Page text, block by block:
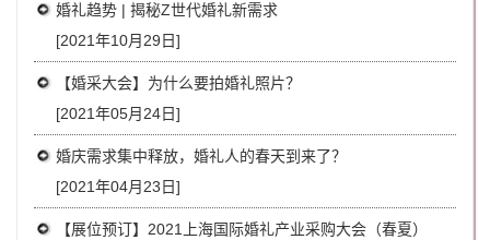
婚礼趋势 | 揭秘Z世代婚礼新需求
[2021年10月29日]
【婚采大会】为什么要拍婚礼照片？
[2021年05月24日]
婚庆需求集中释放，婚礼人的春天到来了？
[2021年04月23日]
【展位预订】2021上海国际婚礼产业采购大会（春夏）